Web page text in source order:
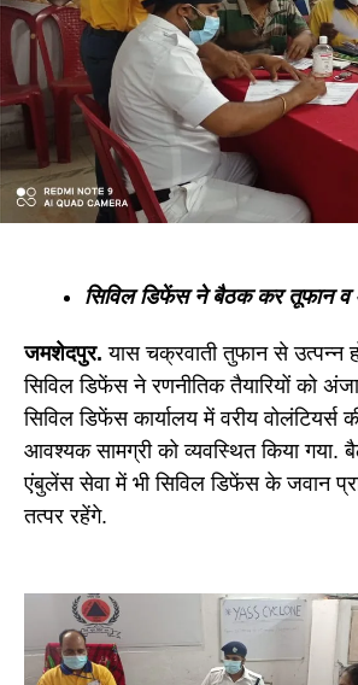
सिविल डिफेंस ने बैठक कर तूफान व
जमशेदपुर. यास चक्रवाती तुफान से उत्पन्न
सिविल डिफेंस ने रणनीतिक तैयारियों को
सिविल डिफेंस कार्यालय में वरीय
आवश्यक सामग्री को व्यवस्थित किया गया.
एंबुलेंस सेवा में भी सिविल डिफेंस के जवान
तत्पर रहेंगे.